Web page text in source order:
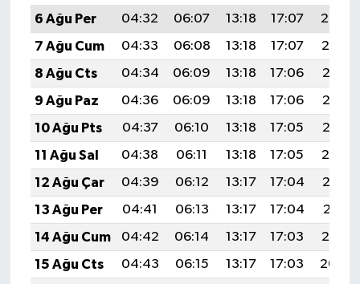
6 Ağu Per
04:32 06:07 13:18 17:07
20:20
7 Ağu Cum
04:33 06:08 13:18 17:07
20:19
8 Ağu Cts
04:34 06:09 13:18 17:06
20:17
9 Ağu Paz
04:36 06:09 13:18 17:06
20:16
10 Ağu Pts
04:37 06:10 13:18 17:05
20:15
11 Ağu Sal
04:38 06:11 13:18 17:05
20:14
12 Ağu Çar
04:39 06:12 13:17 17:04
20:13
13 Ağu Per
04:41 06:13 13:17 17:04
20:11
14 Ağu Cum
04:42 06:14 13:17 17:03
20:10
15 Ağu Cts
04:43 06:15 13:17 17:03
20:09